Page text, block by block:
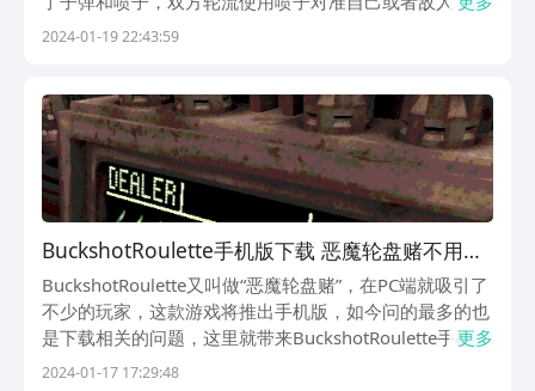
后进行三局决定输赢，恶魔转盘中文版下载地址推荐是今
2024-01-19 22:43:59
BuckshotRoulette手机版下载 恶魔轮盘赌不用钱
下载安装链接
BuckshotRoulette又叫做“恶魔轮盘赌”，在PC端就吸引了
不少的玩家，这款游戏将推出手机版，如今问的最多的也
是下载相关的问题，这里就带来BuckshotRoulette手机版
下载地址分享，想要在手机上也能玩到这款游戏的话，就
更多
2024-01-17 17:29:48